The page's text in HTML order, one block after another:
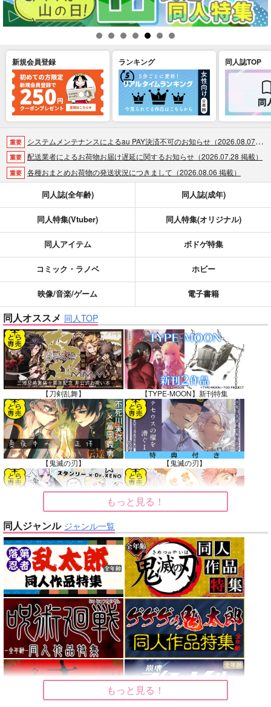
新規会員登録 ランキング 同人誌TOP
重要 システムメンテナンスによるau PAY決済不可のお知らせ（2026.08.07 掲載）
重要 配送業者によるお荷物お届け遅延に関するお知らせ（2026.07.28 掲載）
重要 各種おまとめお荷物の発送状況につきまして（2026.08.06 掲載）
おまとめサイクル「定期便(月2)」一般会員様の利用再開のお知らせ（2026.02.05 掲載）
重要 「とらのあな×駿河屋日本橋乙女同人誌館」通販店頭受取サービス開始のお知らせ（2026.01.05 更新｜2025.12.30 掲載）
【2025/12/1より】「通販ポイント⇒とらコイン変換キャンペーン」終了のお知らせ（2025.11.21 掲載）
個人情報保護方針の改定について（2025.09.19 更新｜2025.08.01 掲載）
重要 ポイント付与・管理体制改定のお知らせ（2024.11.20 掲載）
全てのお知らせを見る
同人誌(全年齢) 同人誌(成年)
同人特集(Vtuber) 同人特集(オリジナル)
同人アイテム ボドゲ特集
コミック・ラノベ ホビー
映像/音楽/ゲーム 電子書籍
同人オススメ 同人TOP
【刀剣乱舞】 【TYPE-MOON】新刊特集
【鬼滅の刃】 【鬼滅の刃】
【Dr.STONE】 【呪術廻戦】
【オリジナル】 【東京卍リベンジャーズ】
【刀剣乱舞】 【僕のヒーローアカデミア】
もっと見る！
同人ジャンル ジャンル一覧
もっと見る！